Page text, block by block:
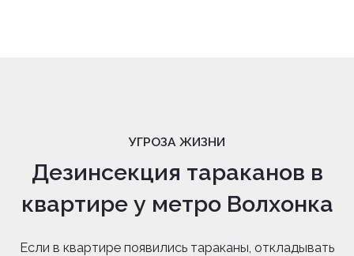
УГРОЗА ЖИЗНИ
Дезинсекция тараканов в
квартире у метро Волхонка
Если в квартире появились тараканы, откладывать